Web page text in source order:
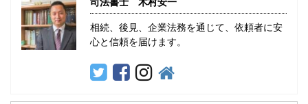
相続、後見、企業法務を通じて、依頼者に安
心と信頼を届けます。